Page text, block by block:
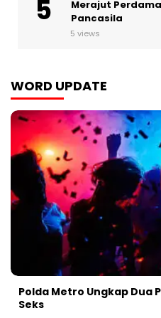
Merajut
Pancasila
5 views
WORD UPDATE
Polda Metro Ungkap Dua
Seks